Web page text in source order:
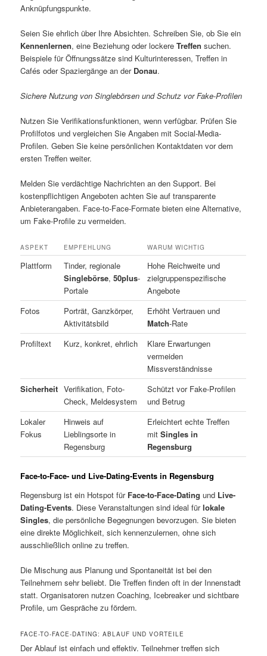
Anknüpfungspunkte.
Seien Sie ehrlich über Ihre Absichten. Schreiben Sie, ob Sie ein
Kennenlernen, eine Beziehung oder lockereTreffen suchen.
Beispiele für Öffnungssätze sind Kulturinteressen, Treffen in
Cafés oder Spaziergänge an der Donau.
Sichere Nutzung von Singlebörsen und Schutz vor Fake-Profilen
Nutzen Sie Verifikationsfunktionen, wenn verfügbar. Prüfen Sie
Profilfotos und vergleichen Sie Angaben mit Social-Media-
Profilen. Geben Sie keine persönlichen Kontaktdaten vor dem
ersten Treffen weiter.
Melden Sie verdächtige Nachrichten an den Support. Bei
kostenpflichtigen Angeboten achten Sie auf transparente
Anbieterangaben. Face-to-Face-Formate bieten eine Alternative,
um Fake-Profile zu vermeiden.
ASPEKT EMPFEHLUNG WARUM WICHTIG
Plattform
Tinder, regionale
Singlebörse,50plus-
Portale
Hohe Reichweite und
zielgruppenspezifische
Angebote
Fotos
Porträt, Ganzkörper,
Aktivitätsbild
Erhöht Vertrauen und
Match-Rate
Profiltext
Kurz, konkret, ehrlich
Klare Erwartungen
vermeiden
Missverständnisse
Sicherheit Verifikation, Foto-
Check, Meldesystem
Schützt vor Fake-Profilen
und Betrug
Lokaler
Fokus
Hinweis auf
Lieblingsorte in
Regensburg
Erleichtert echte Treffen
mitSingles in
Regensburg
Face-to-Face- und Live-Dating-Events in Regensburg
Regensburg ist ein Hotspot für Face-to-Face-Dating und Live-
Dating-Events. Diese Veranstaltungen sind ideal fürlokale
Singles, die persönliche Begegnungen bevorzugen. Sie bieten
eine direkte Möglichkeit, sich kennenzulernen, ohne sich
ausschließlich online zu treffen.
Die Mischung aus Planung und Spontaneität ist bei den
Teilnehmern sehr beliebt. Die Treffen finden oft in der Innenstadt
statt. Organisatoren nutzen Coaching, Icebreaker und sichtbare
Profile, um Gespräche zu fördern.
FACE-TO-FACE-DATING: ABLAUF UND VORTEILE
Der Ablauf ist einfach und effektiv. Teilnehmer treffen sich